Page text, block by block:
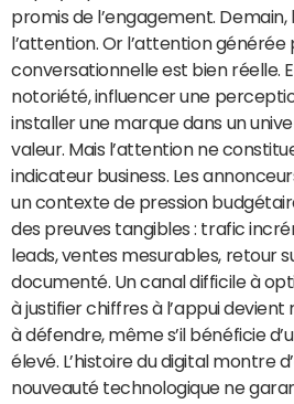
promis de l’engagement. Demain,
l’attention. Or l’attention
conversationnelle est bien réelle.
notoriété, influencer une
installer une marque dans un
valeur. Mais l’attention ne
indicateur business. Les
un contexte de pression
des preuves tangibles : trafic
leads, ventes mesurables, retour
documenté. Un canal difficile à
à justifier chiffres à l’appui
à défendre, même s’il bénéficie
élevé. L’histoire du digital montre
nouveauté technologique ne